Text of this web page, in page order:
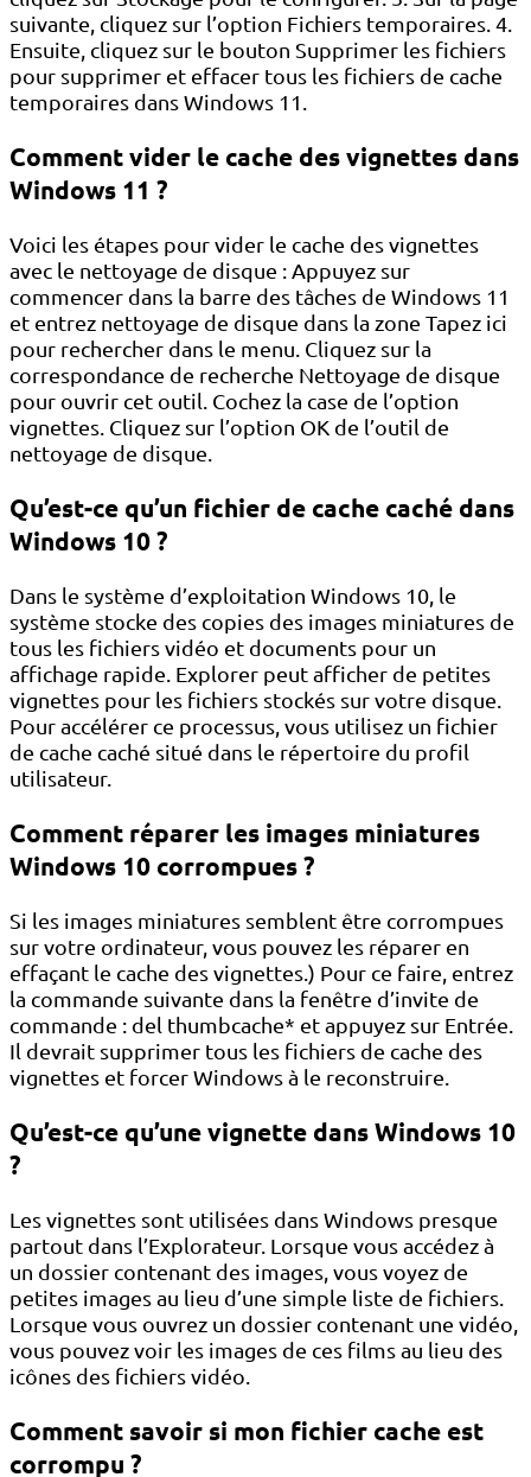
suivante, cliquez sur l’option Fichiers temporaires. 4.
Ensuite, cliquez sur le bouton Supprimer les fichiers
pour supprimer et effacer tous les fichiers de cache
temporaires dans Windows 11.
Comment vider le cache des vignettes dans
Windows 11 ?
Voici les étapes pour vider le cache des vignettes
avec le nettoyage de disque : Appuyez sur
commencer dans la barre des tâches de Windows 11
et entrez nettoyage de disque dans la zone Tapez ici
pour rechercher dans le menu. Cliquez sur la
correspondance de recherche Nettoyage de disque
pour ouvrir cet outil. Cochez la case de l’option
vignettes. Cliquez sur l’option OK de l’outil de
nettoyage de disque.
Qu’est-ce qu’un fichier de cache caché dans
Windows 10 ?
Dans le système d’exploitation Windows 10, le
système stocke des copies des images miniatures de
tous les fichiers vidéo et documents pour un
affichage rapide. Explorer peut afficher de petites
vignettes pour les fichiers stockés sur votre disque.
Pour accélérer ce processus, vous utilisez un fichier
de cache caché situé dans le répertoire du profil
utilisateur.
Comment réparer les images miniatures
Windows 10 corrompues ?
Si les images miniatures semblent être corrompues
sur votre ordinateur, vous pouvez les réparer en
effaçant le cache des vignettes.) Pour ce faire, entrez
la commande suivante dans la fenêtre d’invite de
commande : del thumbcache* et appuyez sur Entrée.
Il devrait supprimer tous les fichiers de cache des
vignettes et forcer Windows à le reconstruire.
Qu’est-ce qu’une vignette dans Windows 10
?
Les vignettes sont utilisées dans Windows presque
partout dans l’Explorateur. Lorsque vous accédez à
un dossier contenant des images, vous voyez de
petites images au lieu d’une simple liste de fichiers.
Lorsque vous ouvrez un dossier contenant une vidéo,
vous pouvez voir les images de ces films au lieu des
icônes des fichiers vidéo.
Comment savoir si mon fichier cache est
corrompu ?